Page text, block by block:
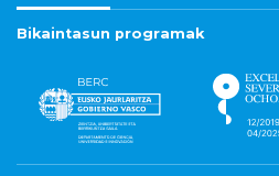
Bikaintasun programak